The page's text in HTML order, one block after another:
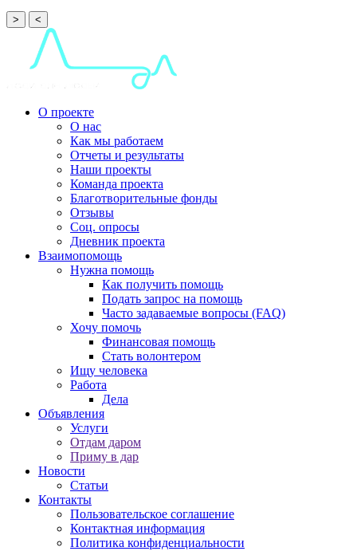
> <
О проекте
О нас
Как мы работаем
Отчеты и результаты
Наши проекты
Команда проекта
Благотворительные фонды
Отзывы
Соц. опросы
Дневник проекта
Взаимопомощь
Нужна помощь
Как получить помощь
Подать запрос на помощь
Часто задаваемые вопросы (FAQ)
Хочу помочь
Финансовая помощь
Стать волонтером
Ищу человека
Работа
Дела
Объявления
Услуги
Отдам даром
Приму в дар
Новости
Статьи
Контакты
Пользовательское соглашение
Контактная информация
Политика конфиденциальности